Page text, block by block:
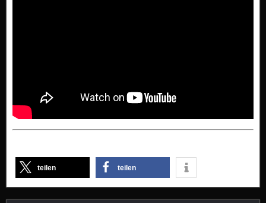
teilen teilen